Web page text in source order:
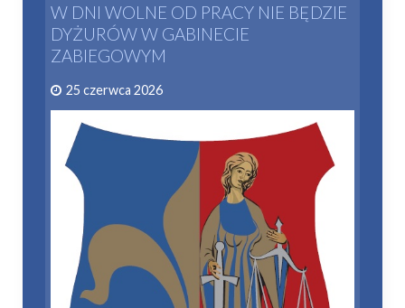
W DNI WOLNE OD PRACY NIE BĘDZIE
DYŻURÓW W GABINECIE
ZABIEGOWYM
25 czerwca 2026